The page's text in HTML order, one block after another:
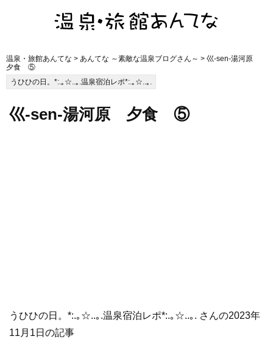
温泉・旅館あんてな > あんてな ～素敵な温泉ブログさん～ > 巛-sen-湯河原
夕食 ⑤
うひひの日。*:.｡☆..｡.温泉宿泊レポ*:.｡☆..｡.
巛-sen-湯河原 夕食 ⑤
うひひの日。*:.｡☆..｡.温泉宿泊レポ*:.｡☆..｡. さんの2023年
11月1日の記事